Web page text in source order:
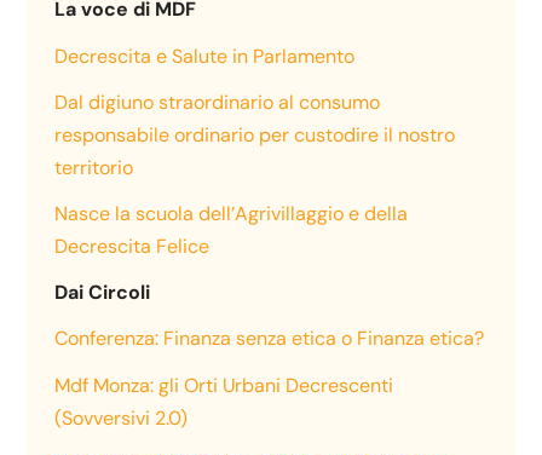
La voce di MDF
Decrescita e Salute in Parlamento
Dal digiuno straordinario al consumo
responsabile ordinario per custodire il nostro
territorio
Nasce la scuola dell’Agrivillaggio e della
Decrescita Felice
Dai Circoli
Conferenza: Finanza senza etica o Finanza etica?
Mdf Monza: gli Orti Urbani Decrescenti
(Sovversivi 2.0)